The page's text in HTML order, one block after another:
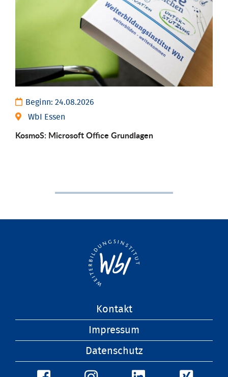
Beginn: 24.08.2026
WbI Essen
KosmoS: Microsoft Office Grund­lagen
Kontakt
Impressum
Datenschutz